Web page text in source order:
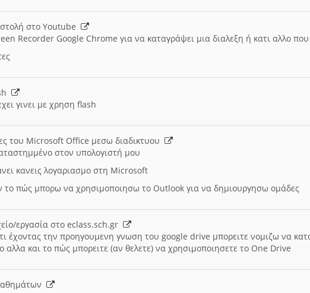
στο Youtube
Recorder Google Chrome για να καταγράψει μια διαλεξη ή κατι αλλο
γινει με χρηση flash
του Microsoft Office μεσω διαδικτυου
στον υπολογιστή μου
κανεις λογαριασμο στη Microsoft
το πώς μπορω να χρησιμοποιησω το Outlook για να δημιουργησω ομάδες
εργασία στο eclass.sch.gr
έχοντας την προηγουμενη γνωση του google drive μπορειτε νομιζω να
αλλα και το πώς μπορειτε (αν θελετε) να χρησιμοποιησετε το One Drive